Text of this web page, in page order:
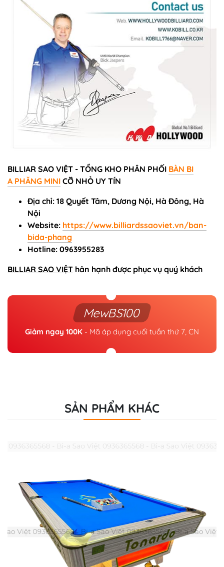
BILLIAR SAO VIỆT - TỔNG KHO PHÂN PHỐI BÀN BI
A PHĂNG MINI CỠ NHỎ UY TÍN
Địa chỉ: 18 Quyết Tâm, Dương Nội, Hà Đông, Hà
Nội
Website: https://www.billiardssaoviet.vn/ban-
bida-phang
Hotline: 0963955283
BILLIAR SAO VIỆT hân hạnh được phục vụ quý khách
MewBS100
Giảm ngay 100K - Mã áp dụng cuối tuần thứ 7, CN
SẢN PHẨM KHÁC